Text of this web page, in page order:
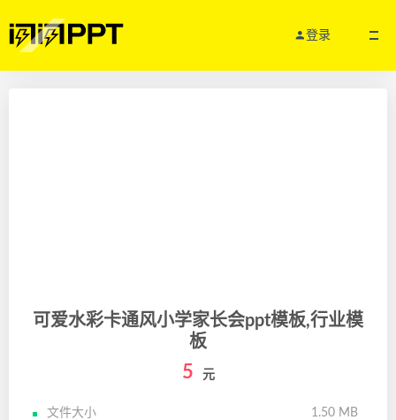
登录
可爱水彩卡通风小学家长会ppt模板,行业模
板
5 元
文件大小 1.50 MB